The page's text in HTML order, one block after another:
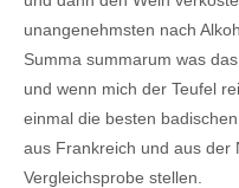
unangenehmsten nach
Summa summarum was
und wenn mich der Teufel
einmal die besten
aus Frankreich und aus der
Vergleichsprobe stellen.